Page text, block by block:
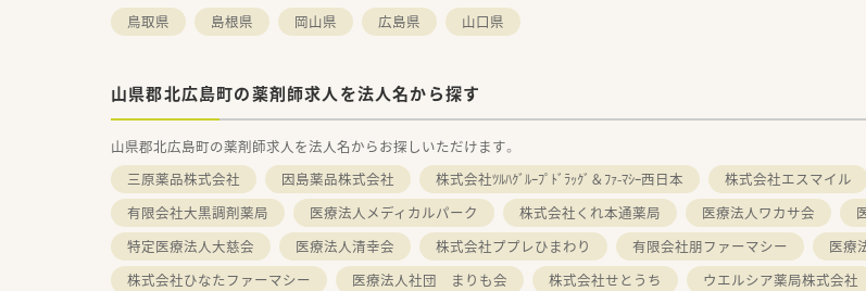
鳥取県
島根県 岡山県 広島県 山口県
山県郡北広島町の薬剤師求人を法人名から探す
山県郡北広島町の薬剤師求人を法人名からお探しいただけます。
三原薬品株式会社
因島薬品株式会社 株式会社ﾂﾙﾊｸﾞﾙｰﾌﾟﾄﾞﾗｯｸﾞ＆ﾌｧ-ﾏｼｰ西日本 株式会社エスマイル
有限会社大黒調剤薬局
医療法人メディカルパーク 株式会社くれ本通薬局 医療法人ワカサ会
特定医療法人大慈会
医療法人清幸会 株式会社ププレひまわり 有限会社朋ファーマシー 医療
株式会社ひなたファーマシー
医療法人社団 まりも会 株式会社せとうち ウエルシア薬局株式会社